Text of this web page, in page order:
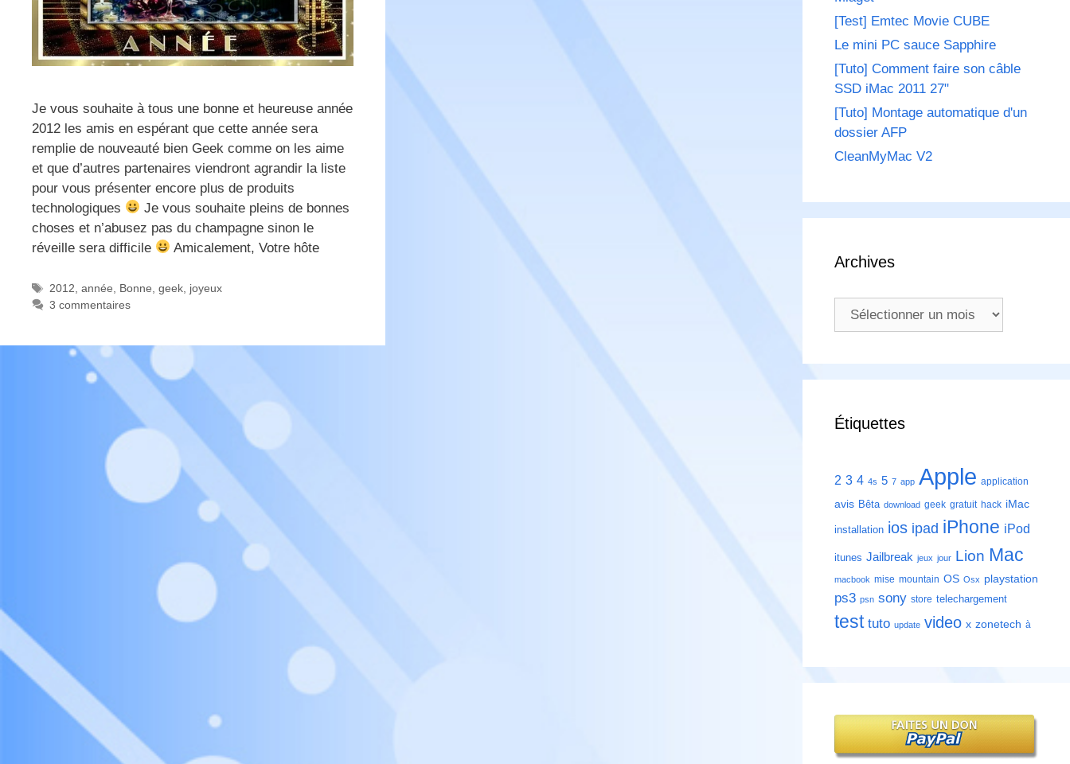
Je vous souhaite à tous une bonne et heureuse année
2012 les amis en espérant que cette année sera
remplie de nouveauté bien Geek comme on les aime
et que d’autres partenaires viendront agrandir la liste
pour vous présenter encore plus de produits
technologiques
Je vous souhaite pleins de bonnes
choses et n’abusez pas du champagne sinon le
réveille sera difficile
Amicalement, Votre hôte
Étiquettes
2012, année, Bonne, geek, joyeux
3 commentaires
[Test] Emtec Movie CUBE
Le mini PC sauce Sapphire
[Tuto] Comment faire son câble
SSD iMac 2011 27"
[Tuto] Montage automatique d'un
dossier AFP
CleanMyMac V2
Archives
Archives
Étiquettes
2 3 4 4s 5 7 app Apple application
avis Bêta download geek gratuit hack iMac
installation ios ipad iPhone iPod
itunes Jailbreak jeux jour Lion Mac
macbook mise mountain OS Osx playstation
ps3 psn sony store telechargement
test tuto update video x zonetech à